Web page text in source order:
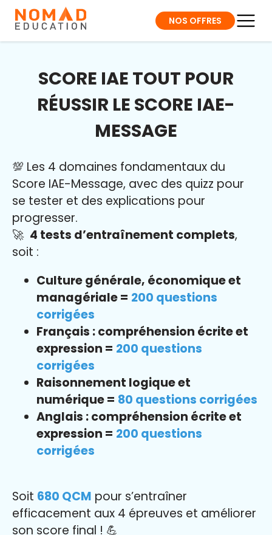
NOS OFFRES
SCORE IAE TOUT POUR
RÉUSSIR LE SCORE IAE-
MESSAGE
💯 Les 4 domaines fondamentaux du
Score IAE-Message, avec des quizz pour
se tester et des explications pour
progresser.
🚀 4 tests d’entraînement complets,
soit :
Culture générale, économique et
managériale = 200 questions
corrigées
Français : compréhension écrite et
expression = 200 questions
corrigées
Raisonnement logique et
numérique = 80 questions corrigées
Anglais : compréhension écrite et
expression = 200 questions
corrigées
Soit 680 QCM pour s’entraîner
efficacement aux 4 épreuves et améliorer
son score final ! 💪